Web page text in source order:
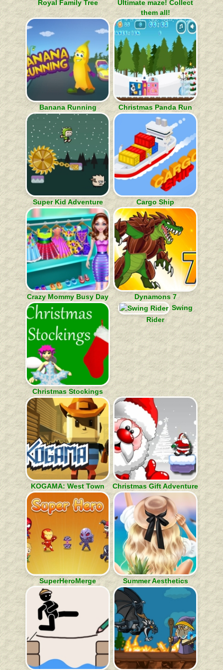
Royal Family Tree
Ultimate maze! Collect
them all!
Banana Running Christmas Panda Run
Super Kid Adventure Cargo Ship
Crazy Mommy Busy Day Dynamons 7
Christmas Stockings
Swing
Rider
KOGAMA: West Town Christmas Gift Adventure
SuperHeroMerge Summer Aesthetics